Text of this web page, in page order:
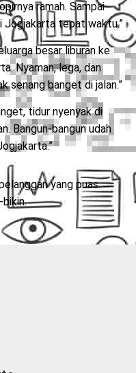
on time, mobilnya
ramah. Sampai
Jogjakarta tepat waktu.”
besar liburan ke
Nyaman, lega, dan
senang banget di jalan.”
tidur nyenyak di
Bangun-bangun udah
yang puas.